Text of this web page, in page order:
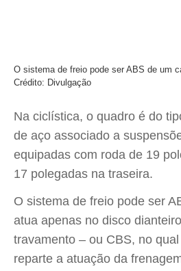
O sistema de freio pode ser ABS de um
Crédito: Divulgação
Na ciclística, o quadro é do
de aço associado a
equipadas com roda de 19
17 polegadas na traseira.
O sistema de freio pode ser
atua apenas no disco
travamento – ou CBS, no
reparte a atuação da